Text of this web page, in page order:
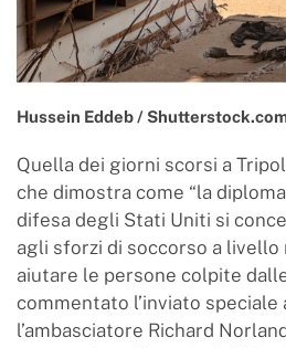
Hussein Eddeb /
Quella dei giorni scorsi a
che dimostra come “la
difesa degli Stati Uniti si
agli sforzi di soccorso a livello
aiutare le persone colpite
commentato l’inviato speciale
l’ambasciatore Richard